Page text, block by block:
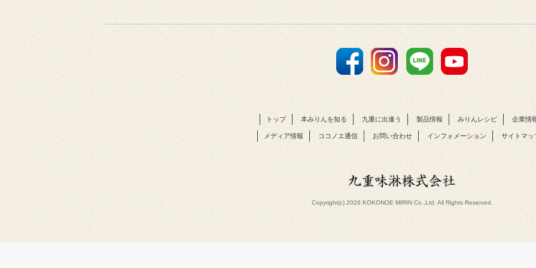
トップ 本みりんを知る 九重に出逢う 製品情報 みりんレシピ 企業情
メディア情報 ココノエ通信 お問い合わせ インフォメーション サイトマッ
Copyright(c) 2026 KOKONOE MIRIN Co.,Ltd. All Rights Reserved.